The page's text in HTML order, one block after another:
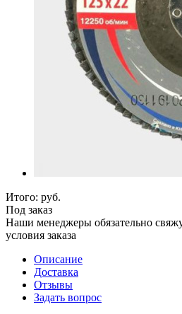
Итого: руб.
Под заказ
Наши менеджеры обязательно
условия заказа
Описание
Доставка
Отзывы
Задать вопрос